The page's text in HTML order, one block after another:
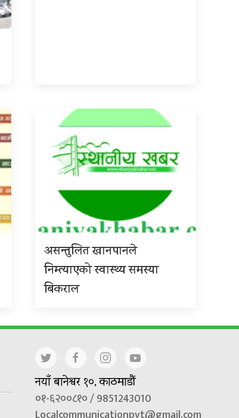
असन्तुलित खानपानले
निम्त्याएको स्वास्थ्य समस्या
बिकराल
नयाँ बानेश्वर १०, काठमाडौं
०१-६२००८१० / 9851243010